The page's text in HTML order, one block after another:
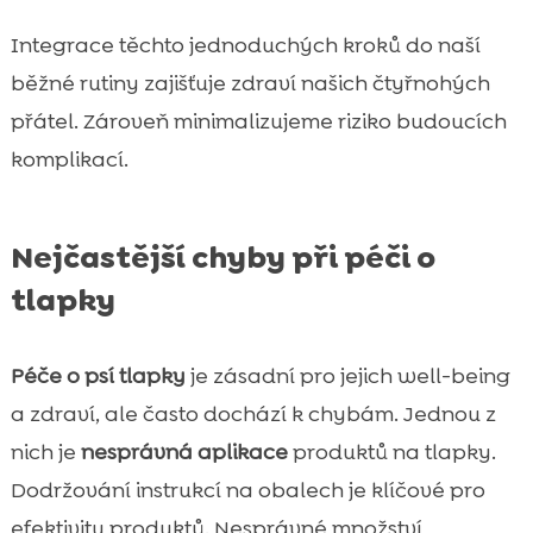
Integrace těchto jednoduchých kroků do naší
běžné rutiny zajišťuje zdraví našich čtyřnohých
přátel. Zároveň minimalizujeme riziko budoucích
komplikací.
Nejčastější chyby při péči o
tlapky
Péče o psí tlapky je zásadní pro jejich well-being
a zdraví, ale často dochází k chybám. Jednou z
nich je nesprávná aplikaceproduktů na tlapky.
Dodržování instrukcí na obalech je klíčové pro